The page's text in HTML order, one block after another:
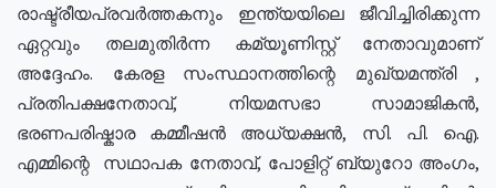
രാഷ്ട്രീയപ്രവർത്തകനും ഇന്ത്യയിലെ ജീവിച്ചിരിക്കുന്ന
ഏറ്റവും തലമുതിർന്ന കമ്യൂണിസ്റ്റ് നേതാവുമാണ്
അദ്ദേഹം. കേരള സംസ്ഥാനത്തിന്റെ മുഖ്യമന്ത്രി ,
പ്രതിപക്ഷനേതാവ്, നിയമസഭാ സാമാജികൻ,
ഭരണപരിഷ്കാര കമ്മീഷൻ അധ്യക്ഷൻ, സി. പി. ഐ.
എമ്മിന്റെ സഥാപക നേതാവ്, പോളിറ്റ് ബ്യുറോ അംഗം,